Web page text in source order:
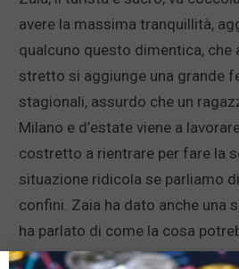
avere la massima tranquillità,
qualcuno questo dimentica, che
stretto si aggiunge una grande
stagionali, assurdo che un
Milano e d’estate viene a
costretto a rientrare per fare la
situazione ridicola se parliamo
confini. Zaia ha dato anche una
ha parlato di come la cosa
l’amico di Milano che viene a